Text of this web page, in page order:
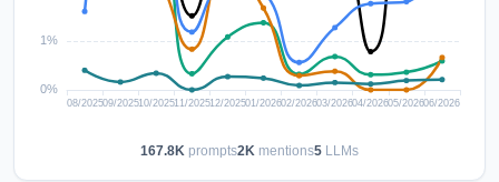
167.8K prompts2K mentions5 LLMs